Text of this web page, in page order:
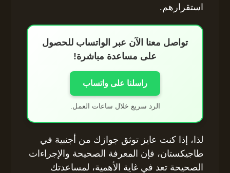
استقرارهم.
تواصل معنا الآن عبر الواتساب للحصول
على مساعدة مباشرة!
راسلنا على واتساب
الرد سريع خلال ساعات العمل.
لذا، إذا كنت عايز توثق جوازك من أجنبية في
طاجيكستان، فإن المعرفة الصحيحة والإجراءات
الصحيحة تعد في غاية الأهمية، لمساعدتك